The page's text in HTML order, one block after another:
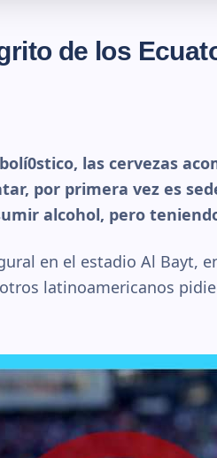
de los
las cervezas
por primera vez es
alcohol, pero
en el estadio Al Bayt,
latinoamericanos